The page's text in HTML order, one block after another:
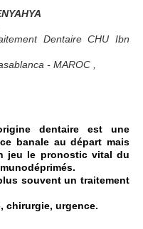
Dentaire CHU Ibn
- MAROC ,
dentaire est une
banale au départ mais
jeu le pronostic vital du
souvent un traitement
chirurgie, urgence.